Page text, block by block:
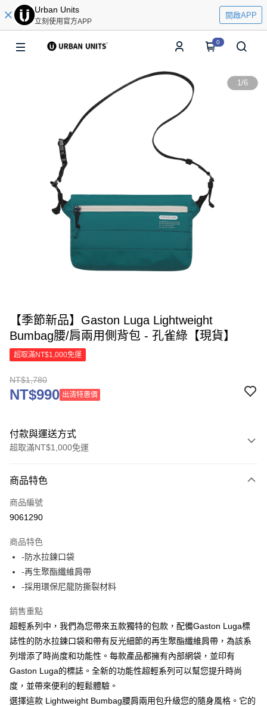
Urban Units
立刻使用官方APP
開啟APP
0
1/6
【季節新品】Gaston Luga Lightweight
Bumbag腰/肩兩用側背包 - 孔雀綠【現貨】
超取滿NT$1,000免運
NT$1,780
NT$990 出清特惠價
付款與運送方式
超取滿NT$1,000免運
信用卡一次付款
信用卡分期付款
合作金庫商業銀行
華南商業銀行
上海商業儲蓄銀行
國泰世華商業銀行
匯豐（台灣）商業銀行
聯邦商業銀行
遠東國際商業銀行
元大商業銀行
永豐商業銀行
台新國際商業銀行
中國信託商業銀行
台灣樂天信用卡公司
6 期 0 利率 每期
華南商業銀行
上海商業儲蓄銀行
臺灣中小企業銀行
匯豐（台灣）商業銀行
華泰商業銀行
聯邦商業銀行
遠東國際商業銀行
元大商業銀行
永豐商業銀行
玉山商業銀行
星展（台灣）商業銀行
台新國際商業銀行
台灣樂天信用卡公司
LINE Pay
Apple Pay
ATM付款
運送方式
付款後全家取貨
每筆NT$80，滿NT$1,000(含以上)免運費
付款後7-11取貨
商品特色
商品編號
9061290
商品特色
-防水拉鍊口袋
-再生聚酯纖維肩帶
-採用環保尼龍防撕裂材料
銷售重點
超輕系列中，我們為您帶來五款獨特的包款，配備Gaston Luga標
誌性的防水拉鍊口袋和帶有反光細節的再生聚酯纖維肩帶，為該系
列增添了時尚度和功能性。每款產品都擁有內部網袋，並印有
Gaston Luga的標誌。全新的功能性超輕系列可以幫您提升時尚
度，並帶來便利的輕鬆體驗。
選擇這款 Lightweight Bumbag腰肩兩用包升級您的隨身風格。它的